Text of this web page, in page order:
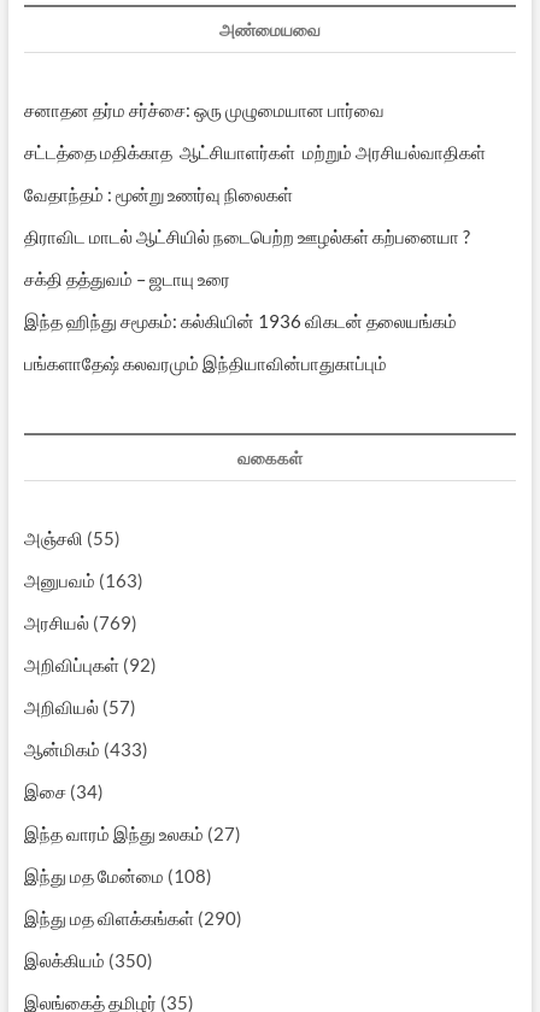
அண்மையவை
சனாதன தர்ம சர்ச்சை: ஒரு முழுமையான பார்வை
சட்டத்தை மதிக்காத ஆட்சியாளர்கள் மற்றும் அரசியல்வாதிகள்
வேதாந்தம் : மூன்று உணர்வு நிலைகள்
திராவிட மாடல் ஆட்சியில் நடைபெற்ற ஊழல்கள் கற்பனையா ?
சக்தி தத்துவம் – ஜடாயு உரை
இந்த ஹிந்து சமூகம்: கல்கியின் 1936 விகடன் தலையங்கம்
பங்களாதேஷ் கலவரமும் இந்தியாவின்பாதுகாப்பும்
வகைகள்
அஞ்சலி (55)
அனுபவம் (163)
அரசியல்(769)
அறிவிப்புகள்(92)
அறிவியல்(57)
ஆன்மிகம் (433)
இசை(34)
இந்த வாரம் இந்து உலகம் (27)
இந்து மத மேன்மை (108)
இந்து மத விளக்கங்கள்(290)
இலக்கியம் (350)
இலங்கைத் தமிழர் (35)